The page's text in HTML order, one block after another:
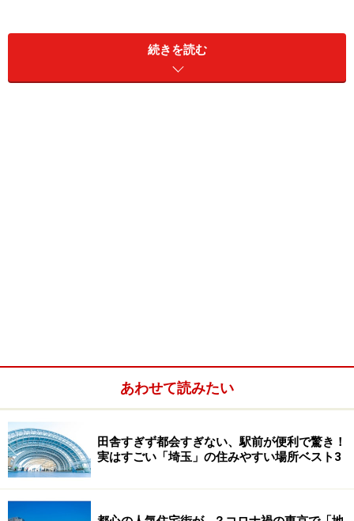
を行い、さらに店舗の場合は業界別の出店ニーズ、事務
所の場合はオフィスの最新ニーズ、賃貸住宅の場合は最
新の世代別入居者ニーズ（地域、世帯構成ごと）をしっ
続きを読む
あわせて読みたい
田舎すぎず都会すぎない、駅前が便利で驚き！
実はすごい「埼玉」の住みやすい場所ベスト3